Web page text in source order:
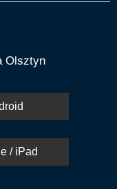
Olsztyn
/ iPad